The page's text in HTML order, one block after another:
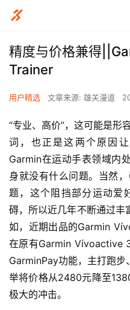
精度与价格兼得
Trainer
用户精选 文章来源: 雄关漫道
“专业、高价”，这可能是形
词，也正是这两个原因
Garmin在运动手表领域内
身就没有什么问题。当然
题，这个阻挡部分运动爱
碍，所以近几年不断通过丰
如，近期出品的Garmin
在原有Garmin Vívoactive
GarminPay功能，主打跑
举将价格从2480元降至
极大的冲击。